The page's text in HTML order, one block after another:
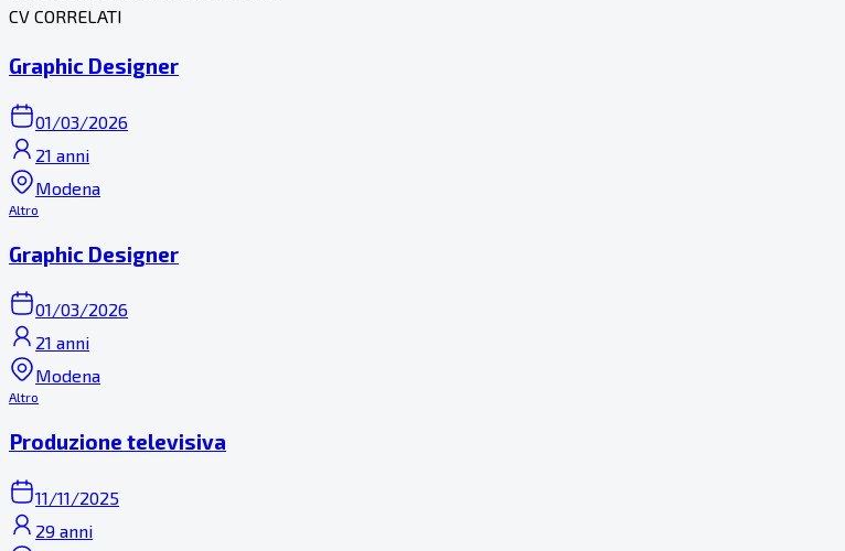
CV CORRELATI
Graphic Designer
01/03/2026
21 anni
Modena
Altro
Graphic Designer
01/03/2026
21 anni
Modena
Altro
Produzione televisiva
11/11/2025
29 anni